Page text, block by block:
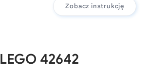
Zobacz instrukcję
LEGO 42642